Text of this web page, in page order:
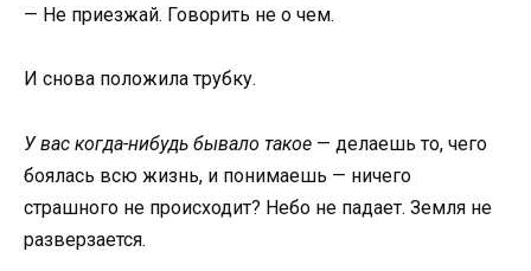
— Не приезжай. Говорить не о чем.
И снова положила трубку.
У вас когда-нибудь бывало такое — делаешь то, чего
боялась всю жизнь, и понимаешь — ничего
страшного не происходит? Небо не падает. Земля не
разверзается.